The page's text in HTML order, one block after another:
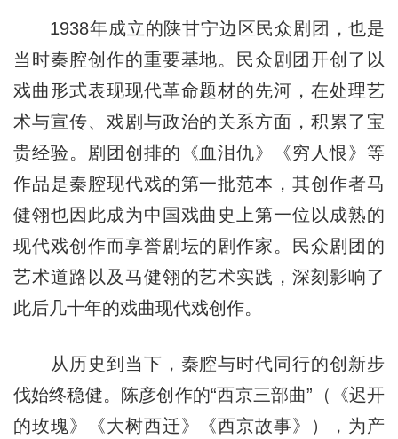
1938年成立的陕甘宁边区民众剧团，也是
当时秦腔创作的重要基地。民众剧团开创了以
戏曲形式表现现代革命题材的先河，在处理艺
术与宣传、戏剧与政治的关系方面，积累了宝
贵经验。剧团创排的《血泪仇》《穷人恨》等
作品是秦腔现代戏的第一批范本，其创作者马
健翎也因此成为中国戏曲史上第一位以成熟的
现代戏创作而享誉剧坛的剧作家。民众剧团的
艺术道路以及马健翎的艺术实践，深刻影响了
此后几十年的戏曲现代戏创作。
从历史到当下，秦腔与时代同行的创新步
伐始终稳健。陈彦创作的“西京三部曲”（《迟开
的玫瑰》《大树西迁》《西京故事》），为产